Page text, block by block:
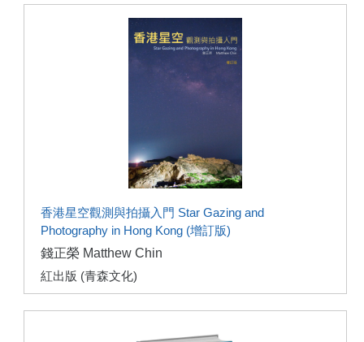
香港星空觀測與拍攝入門 Star Gazing and
Photography in Hong Kong (增訂版)
錢正榮 Matthew Chin
紅出版 (青森文化)